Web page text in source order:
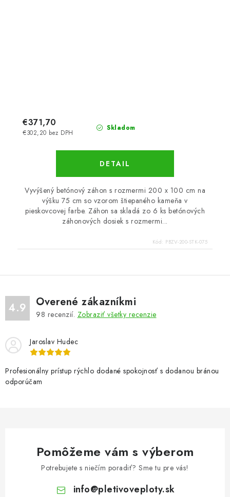
Skladom
€302,20 bez DPH
€371,70
DETAIL
Vyvýšený betónový záhon s rozmermi 200 x 100 cm na
výšku 75 cm so vzorom štiepaného kameňa v
pieskovcovej farbe. Záhon sa skladá zo 6 ks betónových
záhonových dosiek s rozmermi...
Kód: PBZV-200-STK-075
4.9 Overené zákazníkmi
98 recenzií. Zobraziť všetky recenzie
Jaroslav Hudec
Profesionálny prístup rýchlo dodané spokojnosť s dodanou bránou
odporúčam
Pomôžeme vám s výberom
Potrebujete s niečím poradiť? Sme tu pre vás!
info@pletivoveploty.sk